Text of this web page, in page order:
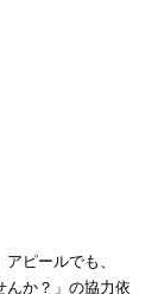
ピールでも、
んか？」の協力依